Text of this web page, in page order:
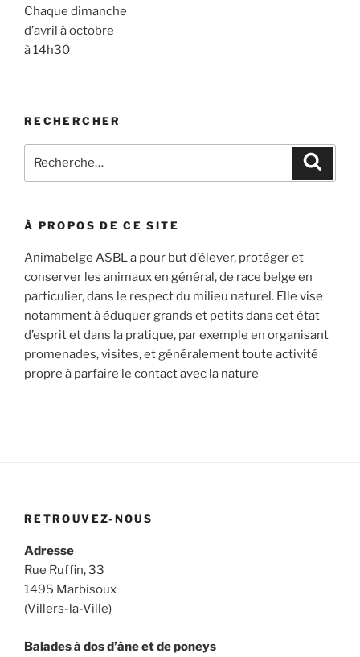
Chaque dimanche
d’avril à octobre
à 14h30
RECHERCHER
pour
À PROPOS DE CE SITE
Animabelge ASBL a pour but d’élever, protéger et
conserver les animaux en général, de race belge en
particulier, dans le respect du milieu naturel. Elle vise
notamment à éduquer grands et petits dans cet état
d’esprit et dans la pratique, par exemple en organisant
promenades, visites, et généralement toute activité
propre à parfaire le contact avec la nature
RETROUVEZ-NOUS
Adresse
Rue Ruffin, 33
1495 Marbisoux
(Villers-la-Ville)
Balades à dos d’âne et de poneys